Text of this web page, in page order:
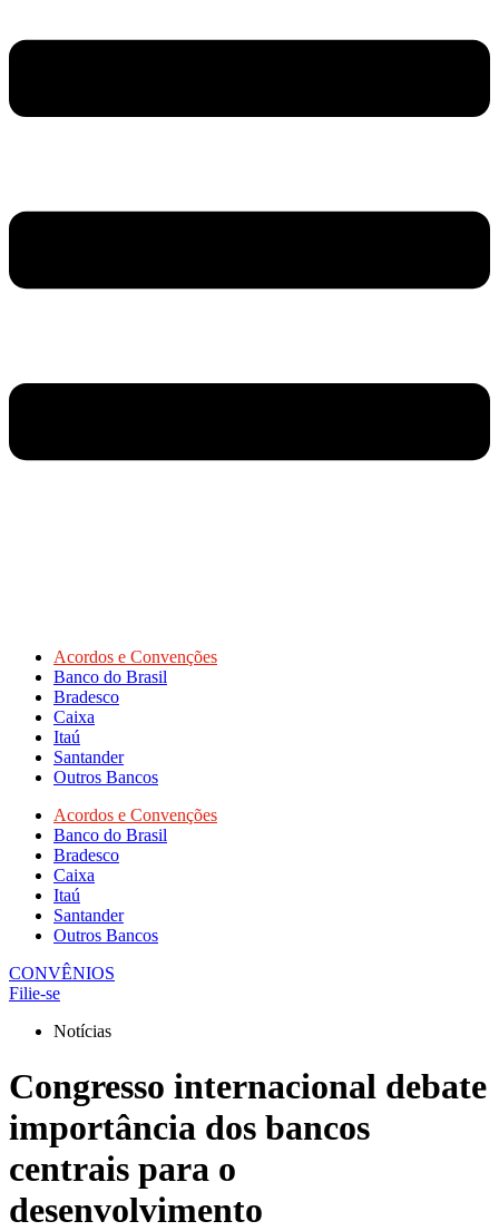
Acordos e Convenções
Banco do Brasil
Bradesco
Caixa
Itaú
Santander
Outros Bancos
Acordos e Convenções
Banco do Brasil
Bradesco
Caixa
Itaú
Santander
Outros Bancos
CONVÊNIOS
Filie-se
Notícias
Congresso internacional debate
importância dos bancos
centrais para o
desenvolvimento